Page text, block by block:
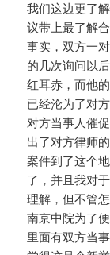
我们这边更了
议带上最了解
事实，双方一
的几次询问以
红耳赤，而他
已经沦为了对
对方当事人催
出了对方律师的
案件到了这个
了，并且我对
理解，但不管
南京中院为了
里面有双方当